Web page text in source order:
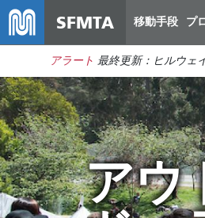
SFMTA 移動手段 プ
アラート 最終更新：ヒルウェ
アウ
夏は
予算